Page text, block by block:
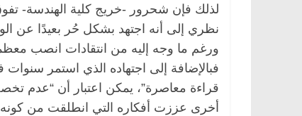
لذلك فإن شحرور -خريج كلية الهندسة-
نظري إلى أنه اجتهد بشكل حُر بعيدًا عن
ورغم ما وجه إليه من انتقادات انصب
فبالإضافة إلى اجتهاده الذي استمر
قراءة معاصرة”، يمكن اعتبار أن “عدم
أخرى عززت أفكاره التي انطلقت من
الرئيسية مصر ناس وناس
في ذكرى رحيله.. د. نور
قانوني دافع عن قضايا الوطن
للحرية (بروفايل)
26 يناير، 2026
خبير اقتصادي
وحيداً على أبواب